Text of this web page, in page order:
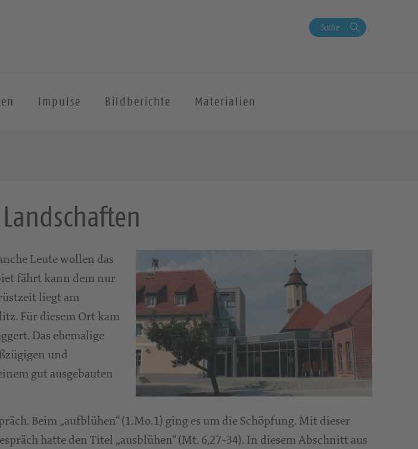
Suche
Impulse Bildberichte Materialien
Leute wollen das
fährt kann dem nur
liegt am
Für diesem Ort kam
Das ehemalige
und
gut ausgebauten
Beim „aufblühen“ (1.Mo.1) ging es um die Schöpfung. Mit dieser
hatte den Titel „ausblühen“ (Mt. 6,27-34). In diesem Abschnitt aus